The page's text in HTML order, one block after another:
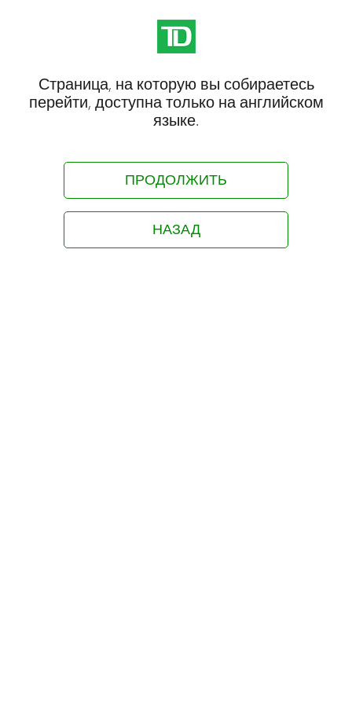
Страница, на которую вы собираетесь
перейти, доступна только на английском
языке.
ПРОДОЛЖИТЬ
НАЗАД